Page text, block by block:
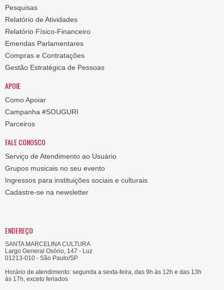
Pesquisas
Relatório de Atividades
Relatório Físico-Financeiro
Emendas Parlamentares
Compras e Contratações
Gestão Estratégica de Pessoas
APOIE
Como Apoiar
Campanha #SOUGURI
Parceiros
FALE CONOSCO
Serviço de Atendimento ao Usuário
Grupos musicais no seu evento
Ingressos para instituições sociais e culturais
Cadastre-se na newsletter
ENDEREÇO
SANTA MARCELINA CULTURA
Largo General Osório, 147 - Luz
01213-010 - São Paulo/SP
Horário de atendimento: segunda a sexta-feira, das 9h às 12h e das 13h
às 17h, exceto feriados